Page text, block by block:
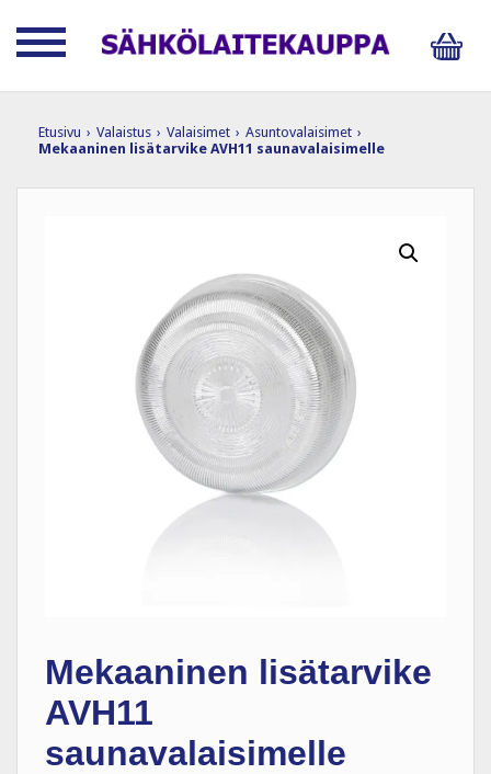
Etusivu › Valaistus › Valaisimet › Asuntovalaisimet ›
Mekaaninen lisätarvike AVH11 saunavalaisimelle
Mekaaninen lisätarvike
AVH11
saunavalaisimelle